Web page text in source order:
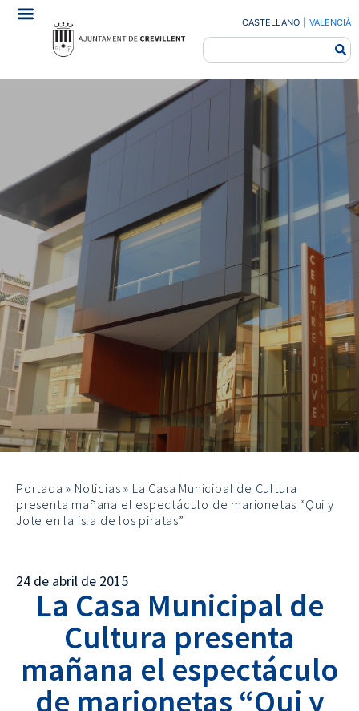
CASTELLANO VALENCIÀ
Portada » Noticias » La Casa Municipal de Cultura
presenta mañana el espectáculo de marionetas “Qui y
Jote en la isla de los piratas”
24 de abril de 2015
La Casa Municipal de
Cultura presenta
mañana el espectáculo
de marionetas “Qui y